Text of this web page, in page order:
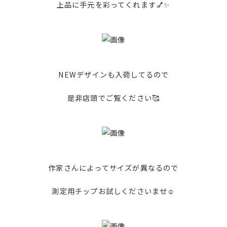
上品に手元を彩ってくれます💅✨
NEWデザインも入荷してるので
是非店頭でご覧ください🥰
作家さんによってサイズが異なるので
測定用チップお試しくださいませ☺️